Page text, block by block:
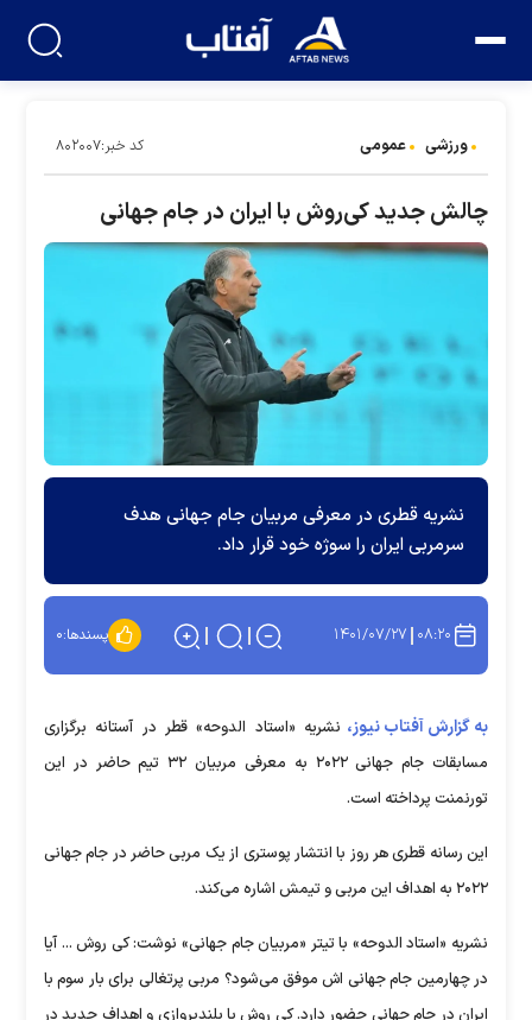
ورزشی عمومی کد خبر:۸۰۲۰۰۷
چالش جدید کی‌روش با ایران در جام جهانی
نشریه قطری در معرفی مربیان جام جهانی هدف
سرمربی ایران را سوژه خود قرار داد.
۰۸:۲۰ ۱۴۰۱/۰۷/۲۷ پسندها:۰
به گزارش آفتاب نیوز، نشریه «استاد الدوحه» قطر در آستانه برگزاری
مسابقات جام جهانی ۲۰۲۲ به معرفی مربیان ۳۲ تیم حاضر در این
تورنمنت پرداخته است.
این رسانه قطری هر روز با انتشار پوستری از یک مربی حاضر در جام جهانی
۲۰۲۲ به اهداف این مربی و تیمش اشاره می‌کند.
نشریه «استاد الدوحه» با تیتر «مربیان جام جهانی» نوشت: کی روش ... آیا
در چهارمین جام جهانی اش موفق می‌شود؟ مربی پرتغالی برای بار سوم با
ایران در جام جهانی حضور دارد. کی روش با بلندپروازی و اهداف جدید در